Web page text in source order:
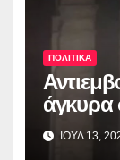
ΠΟΛΙΤΙΚΑ
άγκυρα
ΙΟΥΛ 13,